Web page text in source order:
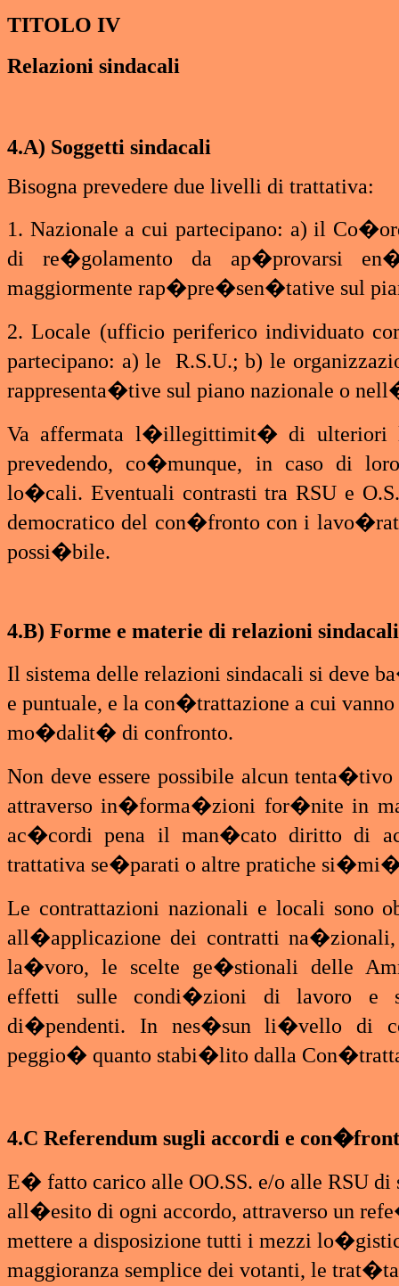
TITOLO IV
Relazioni sindacali
4.A) Soggetti sindacali
Bisogna prevedere due livelli di trattativa:
1. Nazionale a cui partecipano: a) il
di re�golamento da ap�provarsi
maggiormente rap�pre�sen�tative sul
2. Locale (ufficio periferico individuato
partecipano: a) le R.S.U.; b) le
rappresenta�tive sul piano nazionale o
Va affermata l�illegittimit� di ulteriori
prevedendo, co�munque, in caso di loro
lo�cali. Eventuali contrasti tra RSU e
democratico del con�fronto con i
possi�bile.
4.B) Forme e materie di relazioni sindacali
Il sistema delle relazioni sindacali si deve
e puntuale, e la con�trattazione a cui
mo�dalit� di confronto.
Non deve essere possibile alcun
attraverso in�forma�zioni for�nite in
ac�cordi pena il man�cato diritto di
trattativa se�parati o altre pratiche
Le contrattazioni nazionali e locali sono
all�applicazione dei contratti
la�voro, le scelte ge�stionali delle
effetti sulle condi�zioni di lavoro e
di�pendenti. In nes�sun li�vello di
peggio� quanto stabi�lito dalla
4.C Referendum sugli accordi e
E� fatto carico alle OO.SS. e/o alle RSU
all�esito di ogni accordo, attraverso un
mettere a disposizione tutti i mezzi
maggioranza semplice dei votanti, le